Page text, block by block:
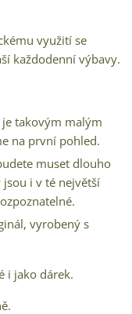
využití se
každodenní výbavy.
je takovým malým
na první pohled.
muset dlouho
jsou i v té největší
vyrobený s
i jako dárek.